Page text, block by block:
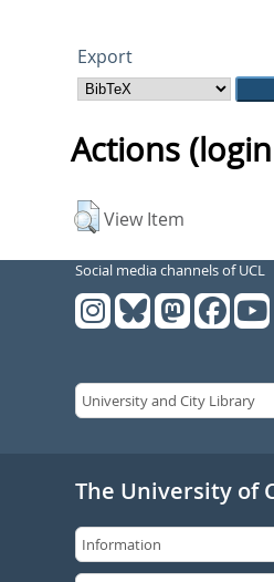
Export
Actions
View Item
Social media channels of UCL
The University of